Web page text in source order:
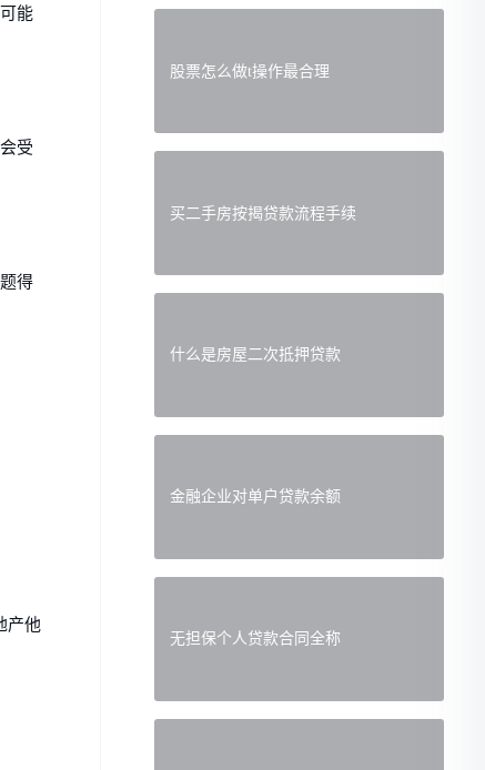
能
受
得
产他
股票怎么做t操作最合理
买二手房按揭贷款流程手续
什么是房屋二次抵押贷款
金融企业对单户贷款余额
无担保个人贷款合同全称